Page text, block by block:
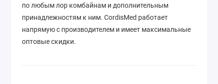
по любым лор комбайнам и дополнительным
принадлежностям к ним. CordisMed работает
напрямую с производителем и имеет максимальные
оптовые скидки.